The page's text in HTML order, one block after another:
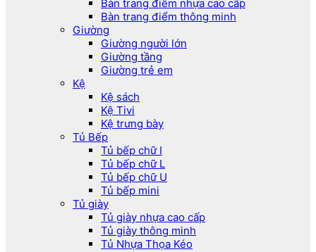
Bàn trang điểm nhựa cao cấp
Bàn trang điểm thông minh
Giường
Giường người lớn
Giường tầng
Giường trẻ em
Kệ
Kệ sách
Kệ Tivi
Kệ trưng bày
Tủ Bếp
Tủ bếp chữ I
Tủ bếp chữ L
Tủ bếp chữ U
Tủ bếp mini
Tủ giày
Tủ giày nhựa cao cấp
Tủ giày thông minh
Tủ Nhựa Thọa Kéo